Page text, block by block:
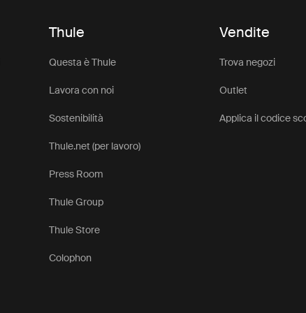
Thule
Questa è Thule
Lavora con noi
Sostenibilità
Thule.net (per lavoro)
Press Room
Thule Group
Thule Store
Colophon
Vendite
Trova negozi
Outlet
Applica il codice